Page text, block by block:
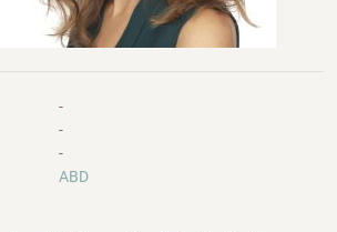
-
-
-
ABD